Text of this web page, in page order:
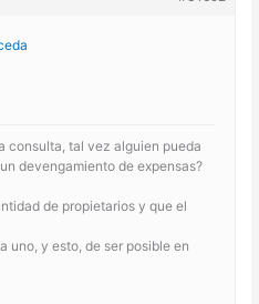
consulta, tal vez alguien pueda
devengamiento de expensas?
de propietarios y que el
uno, y esto, de ser posible en